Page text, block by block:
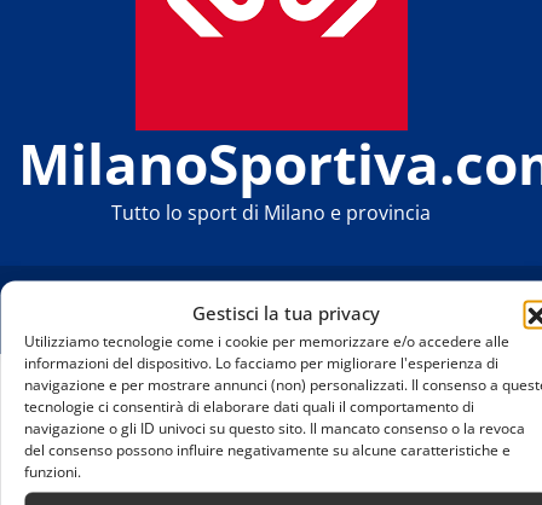
Gestisci la tua privacy
Utilizziamo tecnologie come i cookie per memorizzare e/o accedere alle
informazioni del dispositivo. Lo facciamo per migliorare l'esperienza di
navigazione e per mostrare annunci (non) personalizzati. Il consenso a
tecnologie ci consentirà di elaborare dati quali il comportamento di
navigazione o gli ID univoci su questo sito. Il mancato consenso o la revoca
del consenso possono influire negativamente su alcune caratteristiche e
funzioni.
Tutto lo sport di Milano e provincia
Home
Lorenzo Musetti costretto al ritiro: Mattia Bellucci
entra in scena come Lucky Loser